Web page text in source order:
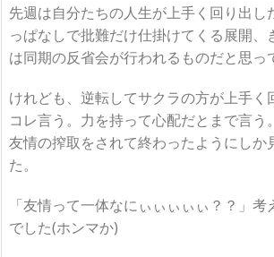
先週は自分たちの人生が上手く回り出し
っぱなしで批難だけ仕掛けてくる展開、
は同期の反省会が行われるものだと思っ
けれども、逆転してサクラの方が上手く
コレ言う。力を持って心配だとまで言う
友情の搾取をされて終わったようにしか
た。
「友情って一体なにぃぃぃぃぃ？？」
でした(ホンマか)